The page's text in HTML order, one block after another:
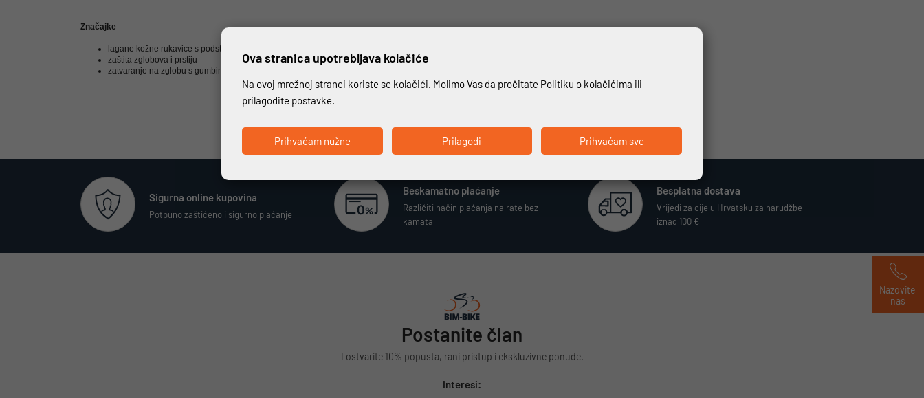
Značajke
lagane kožne rukavice s podstavom od poliestera
zaštita zglobova i prstiju
zatvaranje na zglobu s gumbima
Sigurna online kupovina
Potpuno zaštićeno i sigurno plaćanje
Beskamatno plaćanje
Različiti način plaćanja na rate bez
kamata
Besplatna dostava
Vrijedi za cijelu Hrvatsku za narudžbe
iznad 100 €
Postanite član
I ostvarite 10% popusta, rani pristup i ekskluzivne ponude.
Interesi:
Nazovite
nas
Ova stranica upotrebljava kolačiće
Na ovoj mrežnoj stranci koriste se kolačići. Molimo Vas da pročitate Politiku o kolačićima ili
prilagodite postavke.
Prihvaćam nužne Prilagodi Prihvaćam sve